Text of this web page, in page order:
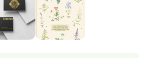
定的色彩規劃師的設計師，除了能協助客戶
製作外，也提供後期的印刷協助及印刷品寄
成品被不當利用或是受到侵權。